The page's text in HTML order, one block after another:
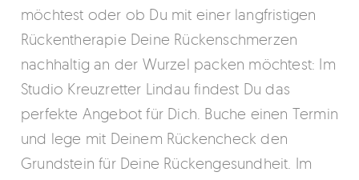
möchtest oder ob Du mit einer langfristigen
Rückentherapie Deine Rückenschmerzen
nachhaltig an der Wurzel packen möchtest: Im
Studio Kreuzretter Lindau findest Du das
perfekte Angebot für Dich. Buche einen Termin
und lege mit Deinem Rückencheck den
Grundstein für Deine Rückengesundheit. Im